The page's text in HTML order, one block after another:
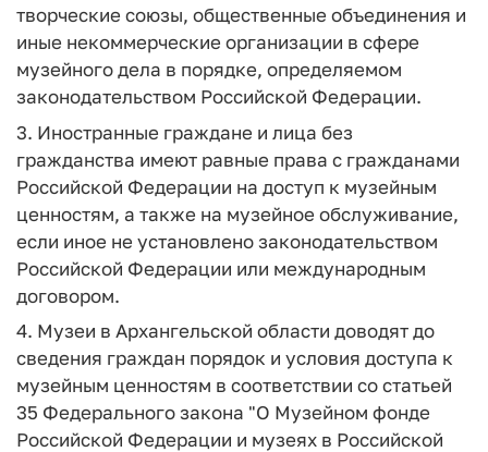
творческие союзы, общественные объединения и
иные некоммерческие организации в сфере
музейного дела в порядке, определяемом
законодательством Российской Федерации.
3. Иностранные граждане и лица без
гражданства имеют равные права с гражданами
Российской Федерации на доступ к музейным
ценностям, а также на музейное обслуживание,
если иное не установлено законодательством
Российской Федерации или международным
договором.
4. Музеи в Архангельской области доводят до
сведения граждан порядок и условия доступа к
музейным ценностям в соответствии со статьей
35 Федерального закона "О Музейном фонде
Российской Федерации и музеях в Российской